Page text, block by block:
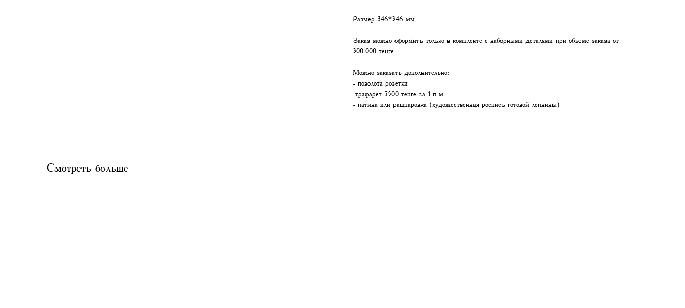
Размер 346*346 мм
Заказ можно оформить только в комплекте с наборными деталями при объеме заказа от
300.000 тенге
Можно заказать дополнительно:
- позолота розетки
-трафарет 5500 тенге за 1 п м
- патина или рашпаровка (художественная роспись готовой лепнины)
Смотреть больше